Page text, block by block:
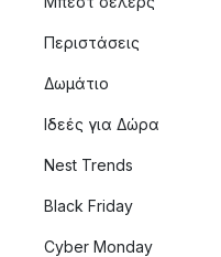
Περιστάσεις
Δωμάτιο
Ιδεές για Δώρα
Nest Trends
Black Friday
Cyber Monday